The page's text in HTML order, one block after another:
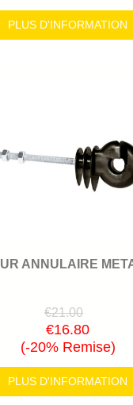
PLUS D'INFORMATION
ANNULAIRE
€21.00
€16.80
(-20% Remise)
PLUS D'INFORMATION